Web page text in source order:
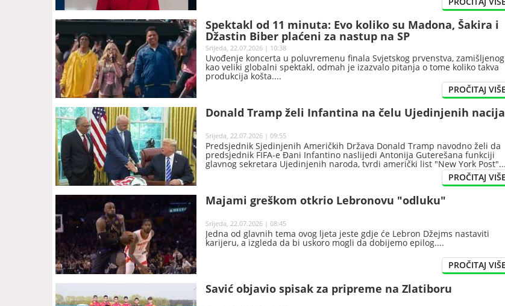
Spektakl od 11 minuta: Evo koliko su Madona, Šakira i
Džastin Biber plaćeni za nastup na SP
Srijeda, 22.07.2026 | 10:38
Uvođenje koncerta u poluvremenu finala Svjetskog prvenstva, zamišljenog
kao veliki globalni spektakl, odmah je izazvalo pitanja o tome koliko takva
produkcija košta.
Donald Tramp želi Infantina na čelu Ujedinjenih nacija
Srijeda, 22.07.2026 | 09:55
Predsjednik Sjedinjenih Američkih Država Donald Tramp navodno želi da
predsjednik FIFA-e Đani Infantino naslijedi Antonija Guterešana funkciji
glavnog sekretara Ujedinjenih naroda, tvrdi američki list "New York Post".
Majami greškom otkrio Lebronovu "odluku"
Srijeda, 22.07.2026 | 08:45
Jedna od glavnih tema ovog ljeta jeste gdje će Lebron Džejms nastaviti
karijeru, a izgleda da bi uskoro mogli da dobijemo epilog.
Savić objavio spisak za pripreme na Zlatiboru